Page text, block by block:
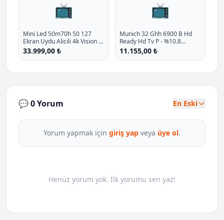
📺
Mini Led 50m70h 50 127
Ekran Uydu Alicili 4k Vision Ai
Smart Tv 2026 P - %10.5
İndirim
33.999,00 ₺
📺
Munich 32 Ghh 6900 B Hd
Ready Hd Tv P - %10.8
İndirim
11.155,00 ₺
💬 0 Yorum En Eski
Yorum yapmak için giriş yap veya üye ol.
Henüz yorum yok. İlk yorumu sen yaz!